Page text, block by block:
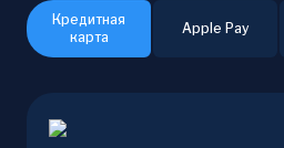
Кредитная
карта
Apple Pay